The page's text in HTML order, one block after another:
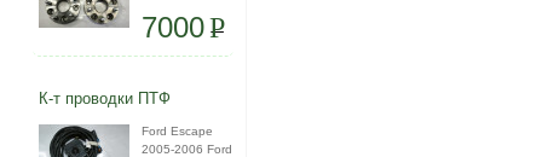
7000P
К-т проводки ПТФ
Ford Escape
2005-2006 Ford